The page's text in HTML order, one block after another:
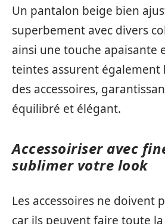
Un pantalon beige bien
superbement avec divers
ainsi une touche apaisante
teintes assurent également
des accessoires,
équilibré et élégant.
Accessoiriser avec
sublimer votre look
Les accessoires ne doivent
car ils peuvent faire toute